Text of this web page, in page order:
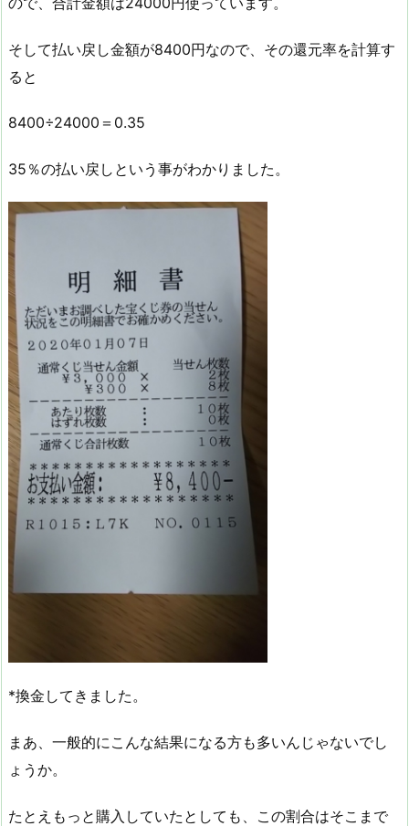
そして払い戻し金額が8400円なので、その還元率を計算す
ると
8400÷24000＝0.35
35％の払い戻しという事がわかりました。
*換金してきました。
まあ、一般的にこんな結果になる方も多いんじゃないでし
ょうか。
たとえもっと購入していたとしても、この割合はそこまで